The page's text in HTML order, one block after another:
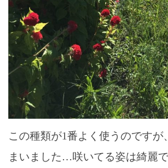
この種類が1番よく使うのです
まいました…咲いてる姿は綺麗で